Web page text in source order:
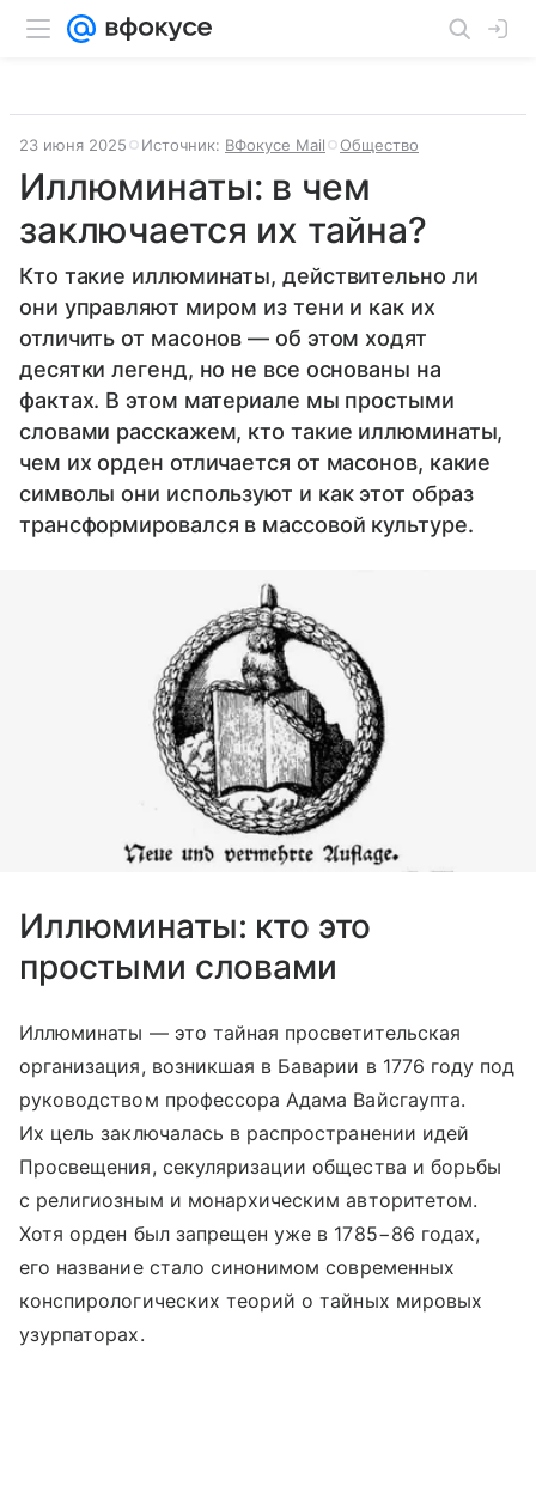
23 июня 2025 Источник: ВФокусе Mail Общество
Иллюминаты: в чем
заключается их тайна?
Кто такие иллюминаты, действительно ли
они управляют миром из тени и как их
отличить от масонов — об этом ходят
десятки легенд, но не все основаны на
фактах. В этом материале мы простыми
словами расскажем, кто такие иллюминаты,
чем их орден отличается от масонов, какие
символы они используют и как этот образ
трансформировался в массовой культуре.
Иллюминаты: кто это
простыми словами
Иллюминаты — это тайная просветительская
организация, возникшая в Баварии в 1776 году под
руководством профессора Адама Вайсгаупта.
Их цель заключалась в распространении идей
Просвещения, секуляризации общества и борьбы
с религиозным и монархическим авторитетом.
Хотя орден был запрещен уже в 1785−86 годах,
его название стало синонимом современных
конспирологических теорий о тайных мировых
узурпаторах.